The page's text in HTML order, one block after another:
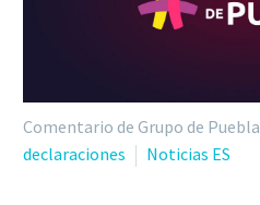
Comentario de Grupo de Puebla
declaraciones
Noticias ES